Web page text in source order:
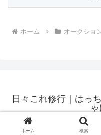
ホーム オークショ
日々これ修行｜はっ
© 2006 日々これ修行｜はっ
ホーム 検索